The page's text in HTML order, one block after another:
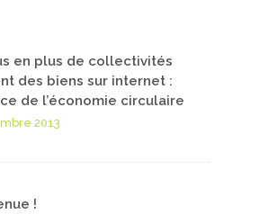
en plus de collectivités
des biens sur internet :
de l’économie circulaire
2013
!